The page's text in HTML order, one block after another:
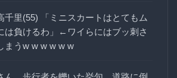
千里(55) 「ミニスカートはとてもム
は負けるわ」←ワイらにはブッ刺さ
まうw w w w w w